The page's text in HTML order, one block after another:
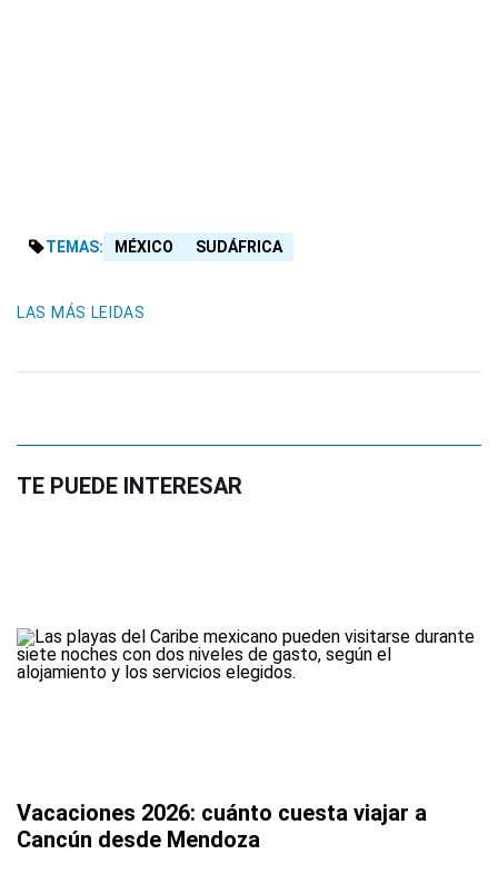
TEMAS: MÉXICO SUDÁFRICA
LAS MÁS LEIDAS
TE PUEDE INTERESAR
Vacaciones 2026: cuánto cuesta viajar a
Cancún desde Mendoza